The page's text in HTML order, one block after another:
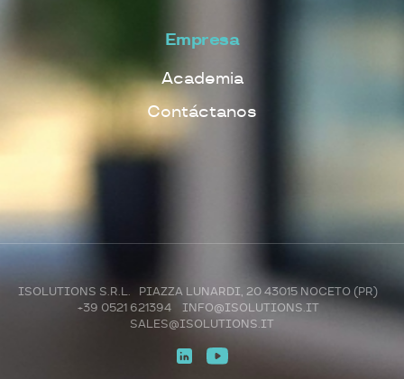
Empresa
Academia
Contáctanos
ISOLUTIONS S.R.L. PIAZZA LUNARDI, 20 43015 NOCETO (PR)
+39 0521 621394
INFO@ISOLUTIONS.IT
SALES@ISOLUTIONS.IT